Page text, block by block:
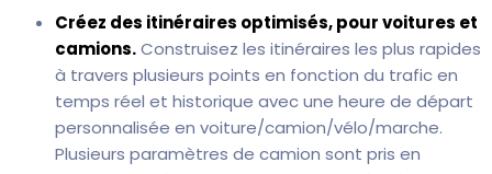
Créez des itinéraires optimisés, pour voitures et
camions.Construisez les itinéraires les plus rapides
à travers plusieurs points en fonction du trafic en
temps réel et historique avec une heure de départ
personnalisée en voiture/camion/vélo/marche.
Plusieurs paramètres de camion sont pris en